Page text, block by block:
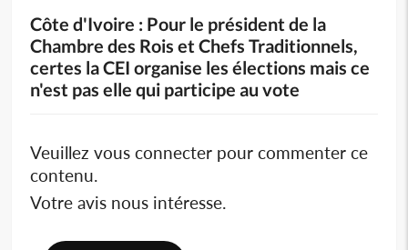
Côte d'Ivoire : Pour le président de la
Chambre des Rois et Chefs Traditionnels,
certes la CEI organise les élections mais ce
n'est pas elle qui participe au vote
Veuillez vous connecter pour commenter ce
contenu.
Votre avis nous intéresse.